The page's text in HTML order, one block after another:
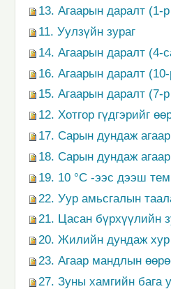
13. Агаарын даралт (1-
11. Уулзүйн зураг
14. Агаарын даралт (4-
16. Агаарын даралт
15. Агаарын даралт (7-
12. Хотгор гүдгэрийг
17. Сарын дундаж
18. Сарын дундаж
19. 10 °С -ээс дээш
22. Уур амьсгалын
21. Цасан бүрхүүлийн
20. Жилийн дундаж хур
23. Агаар мандлын
27. Зуны хамгийн бага